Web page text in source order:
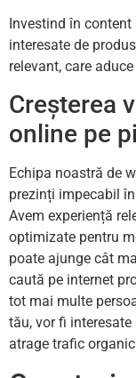
Investind în
interesate de
relevant, care
Creșterea
online pe
Echipa noastră de
prezinți impecabil
Avem experiență
optimizate pentru
poate ajunge cât
caută pe internet
tot mai multe
tău, vor fi
atrage trafic